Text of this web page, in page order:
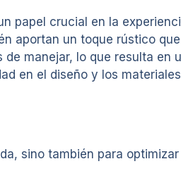
papel crucial en la
aportan un toque rústico
manejar, lo que resulta en
en el diseño y los
sino también para